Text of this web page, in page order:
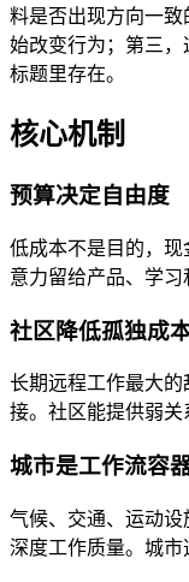
料是否出现方向一
始改变行为；第三
标题里存在。
核心机制
预算决定自由度
低成本不是目的，
意力留给产品、学习
社区降低孤独成
长期远程工作最大
接。社区能提供弱关
城市是工作流容
气候、交通、运动
深度工作质量。城市